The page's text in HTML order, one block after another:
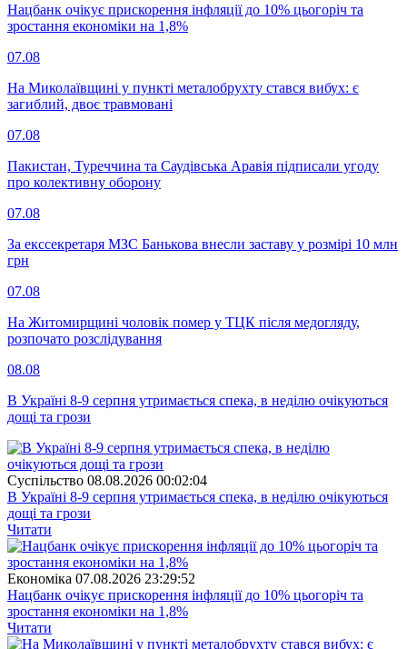
Нацбанк очікує прискорення інфляції до 10% цьогоріч та
зростання економіки на 1,8%
07.08
На Миколаївщині у пункті металобрухту стався вибух: є
загиблий, двоє травмовані
07.08
Пакистан, Туреччина та Саудівська Аравія підписали угоду
про колективну оборону
07.08
За екссекретаря МЗС Банькова внесли заставу у розмірі 10 млн
грн
07.08
На Житомирщині чоловік помер у ТЦК після медогляду,
розпочато розслідування
08.08
В Україні 8-9 серпня утримається спека, в неділю очікуються
дощі та грози
Суспiльство 08.08.2026 00:02:04
В Україні 8-9 серпня утримається спека, в неділю очікуються
дощі та грози
Читати
Економіка 07.08.2026 23:29:52
Нацбанк очікує прискорення інфляції до 10% цьогоріч та
зростання економіки на 1,8%
Читати